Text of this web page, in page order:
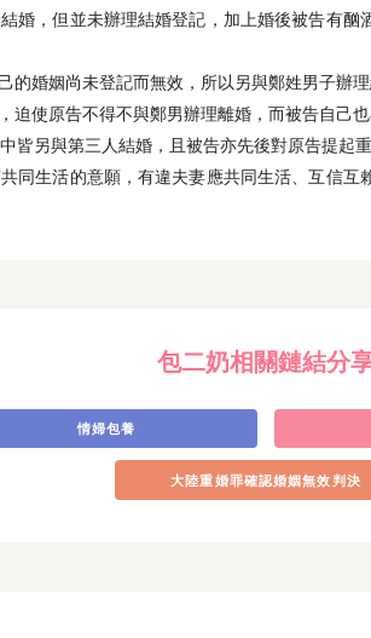
婚，但並未辦理結婚登記，加上婚後被告有
婚姻尚未登記而無效，所以另與鄭姓男子辦理
使原告不得不與鄭男辦理離婚，而被告自己
另與第三人結婚，且被告亦先後對原告提起
同生活的意願，有違夫妻應共同生活、互信
包二奶相關鏈結分
情婦包養
大陸重婚罪確認婚姻無效判決